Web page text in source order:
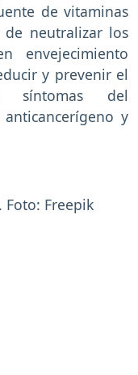
de vitaminas
neutralizar los
envejecimiento
y prevenir el
síntomas del
y